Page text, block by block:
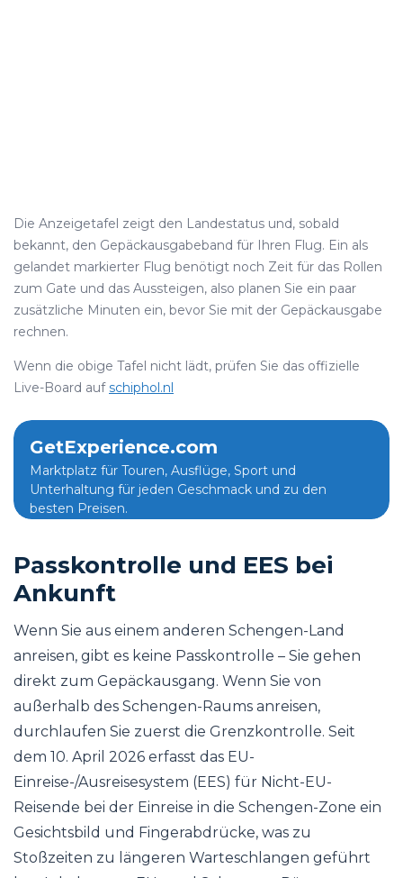
Die Anzeigetafel zeigt den Landestatus und, sobald
bekannt, den Gepäckausgabeband für Ihren Flug. Ein als
gelandet markierter Flug benötigt noch Zeit für das Rollen
zum Gate und das Aussteigen, also planen Sie ein paar
zusätzliche Minuten ein, bevor Sie mit der Gepäckausgabe
rechnen.
Wenn die obige Tafel nicht lädt, prüfen Sie das offizielle
Live-Board auf schiphol.nl
GetExperience.com
Marktplatz für Touren, Ausflüge, Sport und
Unterhaltung für jeden Geschmack und zu den
besten Preisen.
Passkontrolle und EES bei
Ankunft
Wenn Sie aus einem anderen Schengen-Land
anreisen, gibt es keine Passkontrolle – Sie gehen
direkt zum Gepäckausgang. Wenn Sie von
außerhalb des Schengen-Raums anreisen,
durchlaufen Sie zuerst die Grenzkontrolle. Seit
dem 10. April 2026 erfasst das EU-
Einreise-/Ausreisesystem (EES) für Nicht-EU-
Reisende bei der Einreise in die Schengen-Zone ein
Gesichtsbild und Fingerabdrücke, was zu
Stoßzeiten zu längeren Warteschlangen geführt